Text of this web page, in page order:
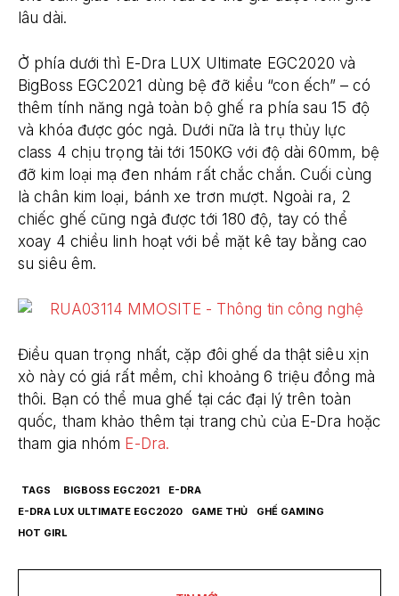
lâu dài.
Ở phía dưới thì E-Dra LUX Ultimate EGC2020 và
BigBoss EGC2021 dùng bệ đỡ kiểu “con ếch” – có
thêm tính năng ngả toàn bộ ghế ra phía sau 15 độ
và khóa được góc ngả. Dưới nữa là trụ thủy lực
class 4 chịu trọng tải tới 150KG với độ dài 60mm, bệ
đỡ kim loại mạ đen nhám rất chắc chắn. Cuối cùng
là chân kim loại, bánh xe trơn mượt. Ngoài ra, 2
chiếc ghế cũng ngả được tới 180 độ, tay có thể
xoay 4 chiều linh hoạt với bề mặt kê tay bằng cao
su siêu êm.
Điều quan trọng nhất, cặp đôi ghế da thật siêu xịn
xò này có giá rất mềm, chỉ khoảng 6 triệu đồng mà
thôi. Bạn có thể mua ghế tại các đại lý trên toàn
quốc, tham khảo thêm tại trang chủ của E-Dra hoặc
tham gia nhóm E-Dra.
TAGS BIGBOSS EGC2021
E-DRA
E-DRA LUX ULTIMATE EGC2020
GAME THỦ
GHẾ GAMING
HOT GIRL